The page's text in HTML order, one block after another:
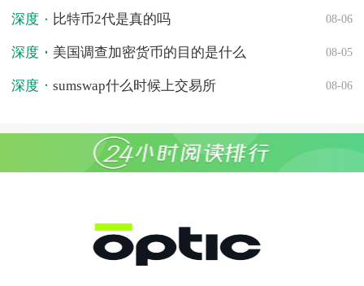
深度 比特币2代是真的吗 08-06
深度 美国调查加密货币的目的是什么 08-05
深度 sumswap什么时候上交易所 08-06